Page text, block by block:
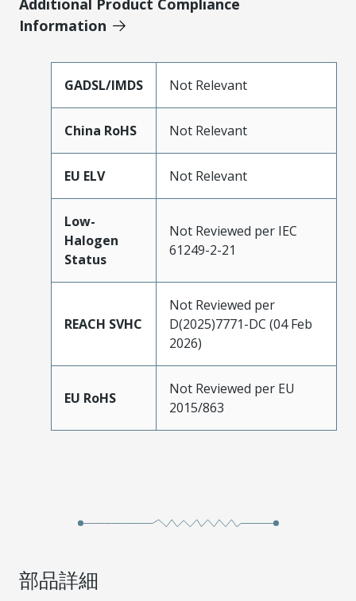
Additional Product Compliance
Information
GADSL/IMDS Not Relevant
China RoHS Not Relevant
EU ELV Not Relevant
Low-
Halogen
Status
Not Reviewed per IEC
61249-2-21
REACH SVHC
Not Reviewed per
D(2025)7771-DC (04 Feb
2026)
EU RoHS
Not Reviewed per EU
2015/863
部品詳細